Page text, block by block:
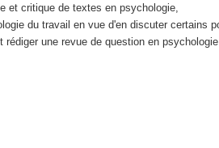
et critique de textes en psychologie,
du travail en vue d'en discuter certains
une revue de question en